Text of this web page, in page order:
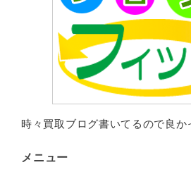
時々買取ブログ書いてるので良か
メニュー